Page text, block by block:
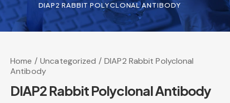
DIAP2 RABBIT POLYCLONAL ANTIBODY
Home Uncategorized
DIAP2 Rabbit Polyclonal
Antibody
DIAP2 Rabbit Polyclonal Antibody